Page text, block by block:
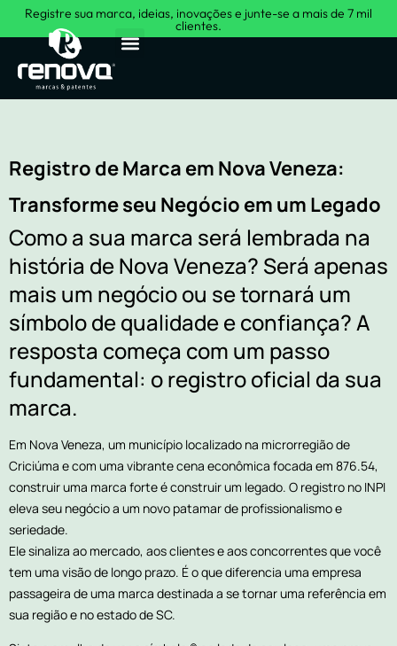
Registre sua marca, ideias, inovações e junte-se a mais de 7 mil
clientes.
Registro de Marca em Nova Veneza:
Transforme seu Negócio em um Legado
Como a sua marca será lembrada na
história de Nova Veneza? Será apenas
mais um negócio ou se tornará um
símbolo de qualidade e confiança? A
resposta começa com um passo
fundamental: o registro oficial da sua
marca.
Em Nova Veneza, um município localizado na microrregião de
Criciúma e com uma vibrante cena econômica focada em 876.54,
construir uma marca forte é construir um legado. O registro no INPI
eleva seu negócio a um novo patamar de profissionalismo e
seriedade.
Ele sinaliza ao mercado, aos clientes e aos concorrentes que você
tem uma visão de longo prazo. É o que diferencia uma empresa
passageira de uma marca destinada a se tornar uma referência em
sua região e no estado de SC.